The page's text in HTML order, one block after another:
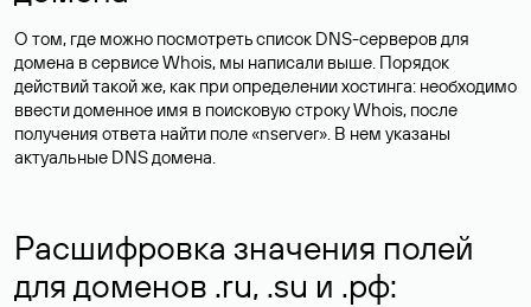
О том, где можно посмотреть список DNS-серверов для
домена в сервисе Whois, мы написали выше. Порядок
действий такой же, как при определении хостинга: необходимо
ввести доменное имя в поисковую строку Whois, после
получения ответа найти поле «nserver». В нем указаны
актуальные DNS домена.
Расшифровка значения полей
для доменов .ru, .su и .рф: